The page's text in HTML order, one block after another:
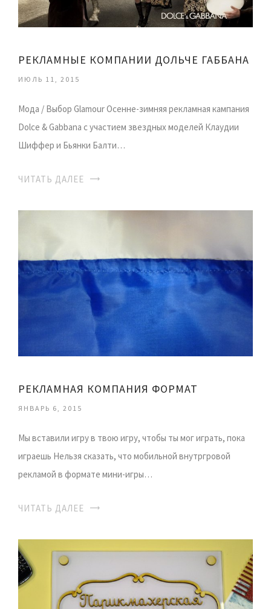
РЕКЛАМНЫЕ КОМПАНИИ ДОЛЬЧЕ ГАББАНА
ИЮЛЬ 11, 2015
Мода / Выбор Glamour Осенне-зимняя рекламная кампания
Dolce & Gabbana с участием звездных моделей Клаудии
Шиффер и Бьянки Балти…
ЧИТАТЬ ДАЛЕЕ
РЕКЛАМНАЯ КОМПАНИЯ ФОРМАТ
ЯНВАРЬ 6, 2015
Мы вставили игру в твою игру, чтобы ты мог играть, пока
играешь Нельзя сказать, что мобильной внутргровой
рекламой в формате мини-игры…
ЧИТАТЬ ДАЛЕЕ